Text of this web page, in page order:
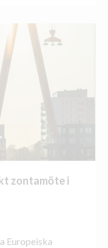
zontamöte i
Europeiska